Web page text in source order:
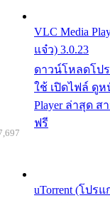
VLC Media
แจ๋ว) 3.0.23
ดาวน์โหลดโปร
ใช้ เปิดไฟล์ ดู
Player ล่าสุด ส
ฟรี
uTorrent (โปร